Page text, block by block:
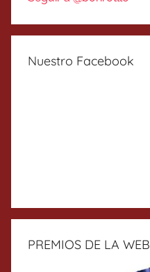
Nuestro Facebook
PREMIOS DE LA WEB